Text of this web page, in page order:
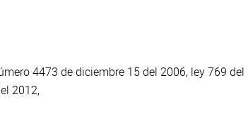
4473 de diciembre 15 del 2006, ley 769
2012,